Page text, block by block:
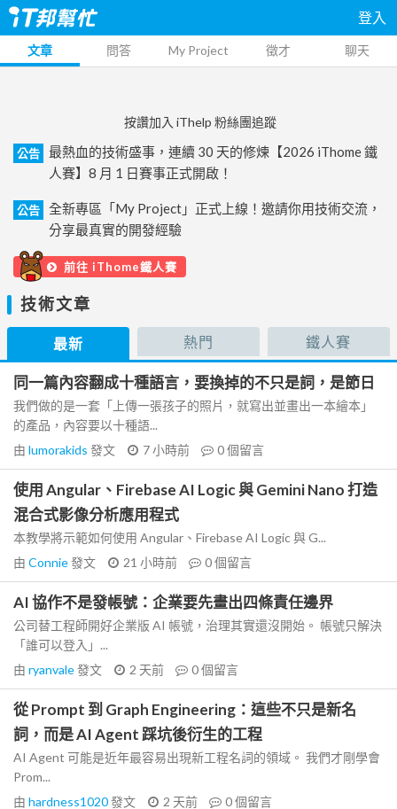
登入
文章 問答 My Project 徵才 聊天
按讚加入 iThelp 粉絲團追蹤
公告
最熱血的技術盛事，連續 30 天的修煉【2026 iThome 鐵
人賽】8 月 1 日賽事正式開啟！
公告
全新專區「My Project」正式上線！邀請你用技術交流，
分享最真實的開發經驗
前往 iThome鐵人賽
技術文章
最新 熱門 鐵人賽
同一篇內容翻成十種語言，要換掉的不只是詞，是節日
我們做的是一套「上傳一張孩子的照片，就寫出並畫出一本繪本」
的產品，內容要以十種語...
由 lumorakids 發文 7 小時前 0個留言
使用 Angular、Firebase AI Logic 與 Gemini Nano 打造
混合式影像分析應用程式
本教學將示範如何使用 Angular、Firebase AI Logic 與 G...
由 Connie發文 21 小時前 0個留言
AI 協作不是發帳號：企業要先畫出四條責任邊界
公司替工程師開好企業版 AI 帳號，治理其實還沒開始。 帳號只解決
「誰可以登入」...
由 ryanvale發文 2 天前 0個留言
從 Prompt 到 Graph Engineering：這些不只是新名
詞，而是 AI Agent 踩坑後衍生的工程
AI Agent 可能是近年最容易出現新工程名詞的領域。 我們才剛學會
Prom...
由 hardness1020發文 2 天前 0個留言